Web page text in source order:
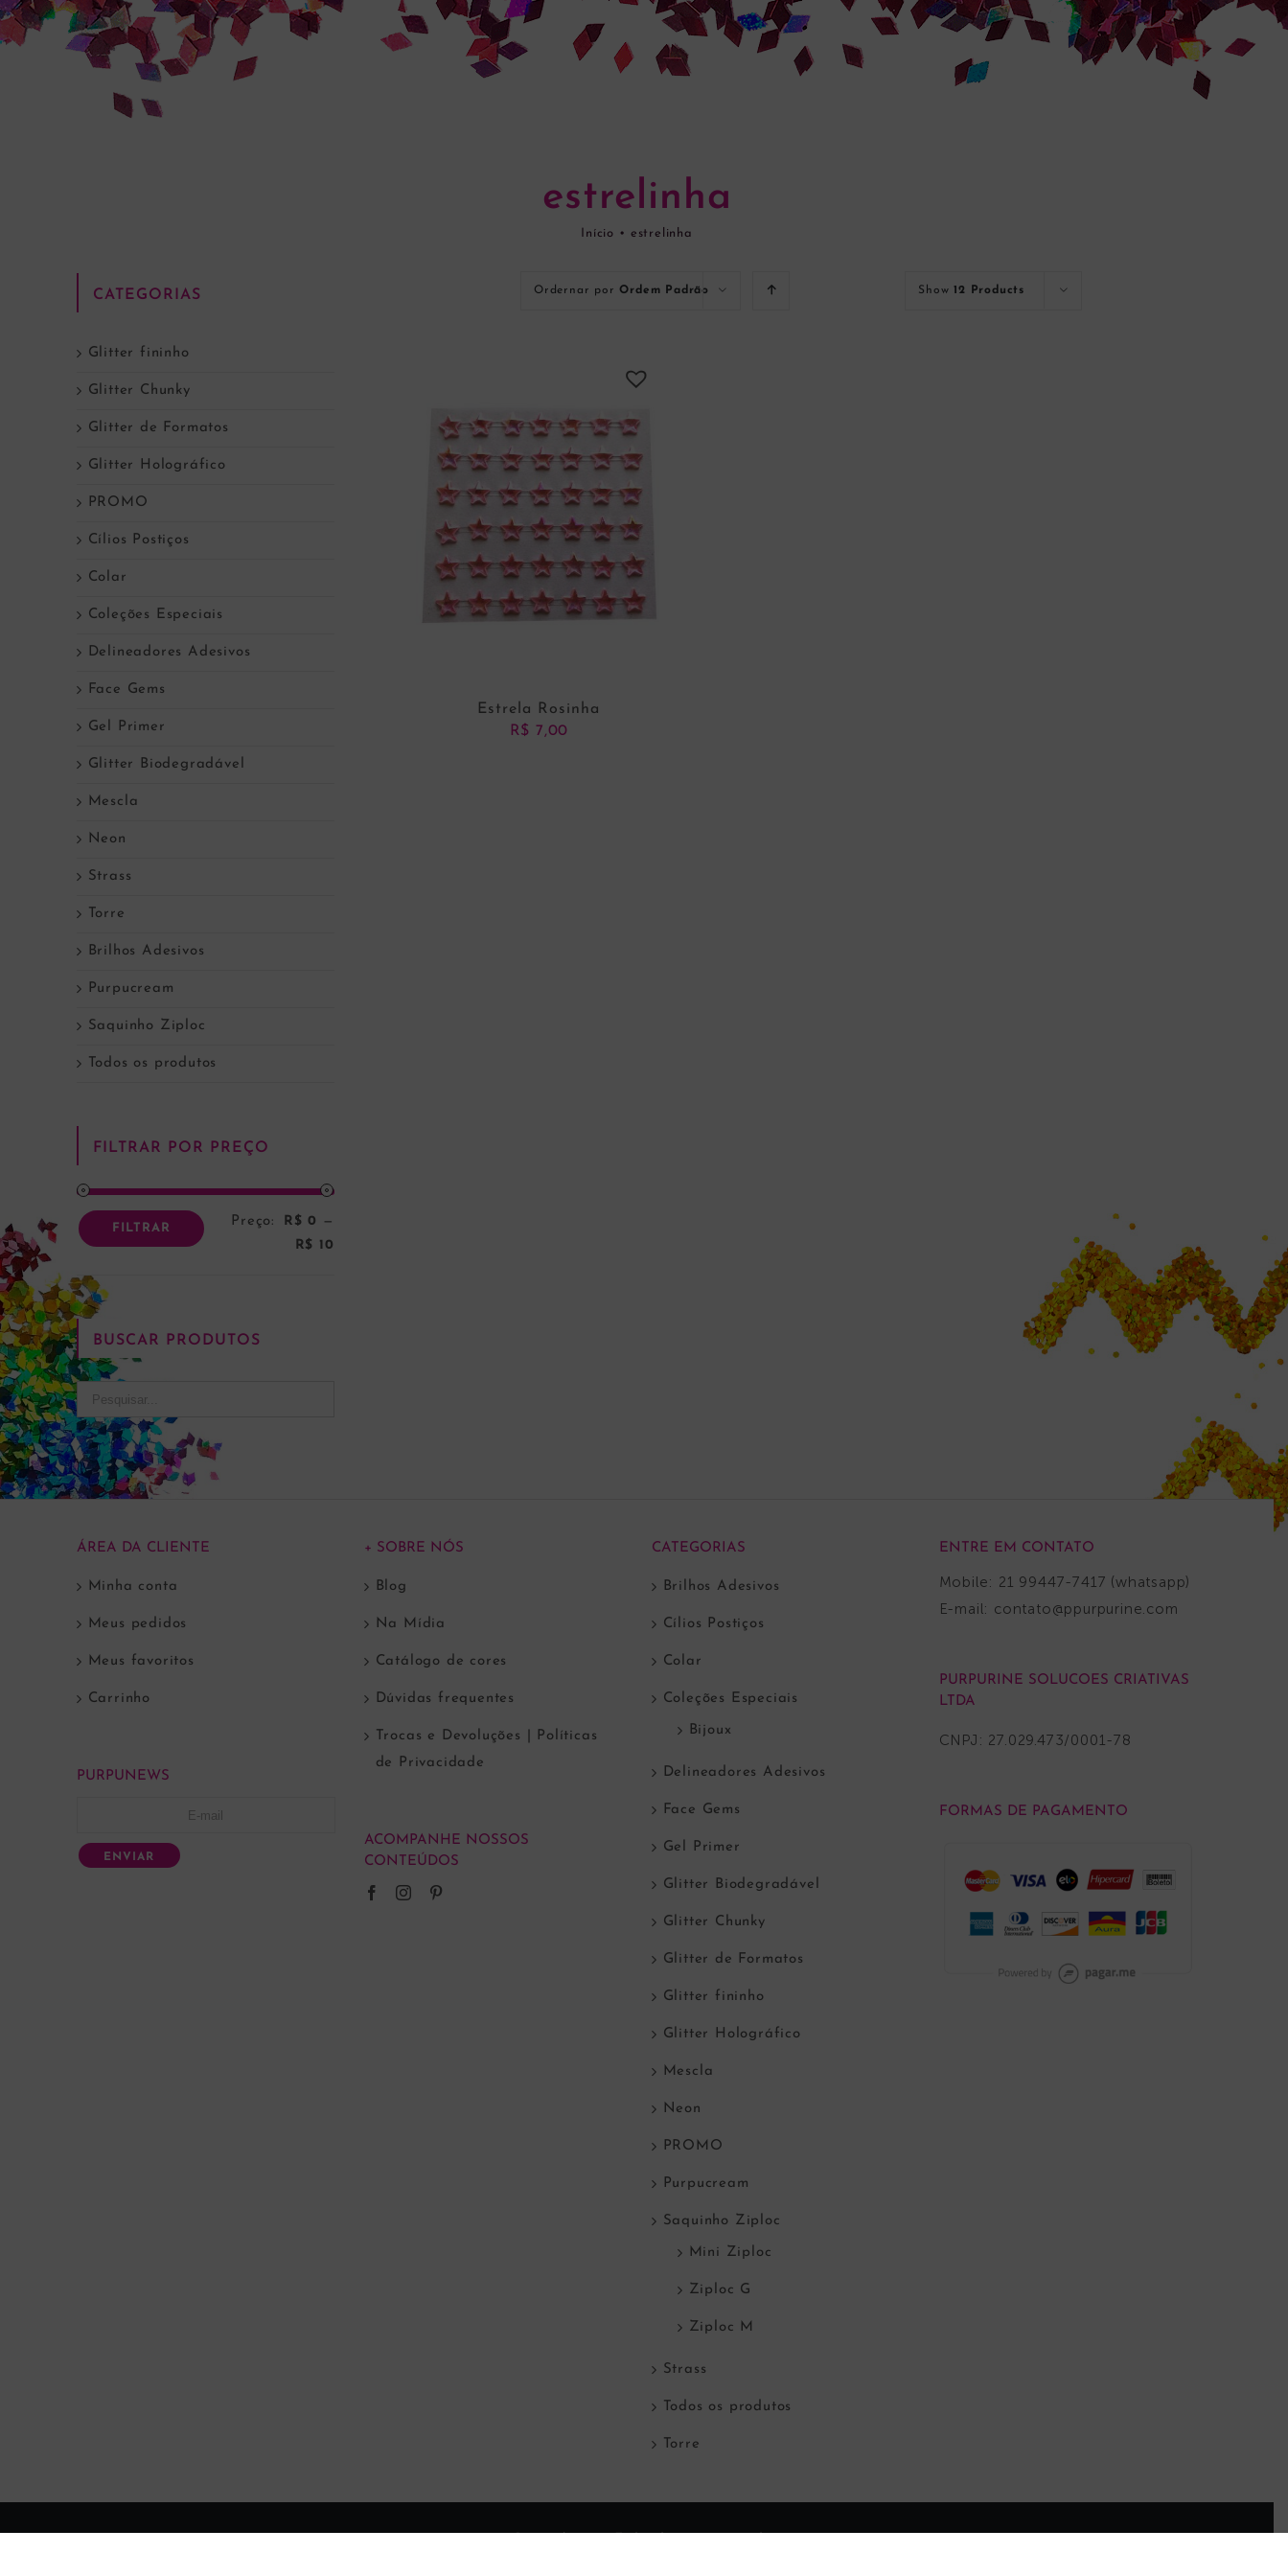
estrelinha
Início • estrelinha
Ordernar porOrdem Padrão Show12 Products
Estrela Rosinha
R$ 7,00
CATEGORIAS
Glitter fininho
Glitter Chunky
Glitter de Formatos
Glitter Holográfico
PROMO
Cílios Postiços
Colar
Coleções Especiais
Delineadores Adesivos
Face Gems
Gel Primer
Glitter Biodegradável
Mescla
Neon
Strass
Torre
Brilhos Adesivos
Purpucream
Saquinho Ziploc
Todos os produtos
FILTRAR POR PREÇO
FILTRAR Preço: R$ 0
—
R$ 10
BUSCAR PRODUTOS
ÁREA DA CLIENTE
Minha conta
Meus pedidos
Meus favoritos
Carrinho
PURPUNEWS
ENVIAR
+ SOBRE NÓS
Blog
Na Mídia
Catálogo de cores
Dúvidas frequentes
Trocas e Devoluções | Políticas
de Privacidade
ACOMPANHE NOSSOS
CONTEÚDOS
CATEGORIAS
Brilhos Adesivos
Cílios Postiços
Colar
Coleções Especiais
Bijoux
Delineadores Adesivos
Face Gems
Gel Primer
Glitter Biodegradável
Glitter Chunky
Glitter de Formatos
Glitter fininho
Glitter Holográfico
Mescla
Neon
PROMO
Purpucream
Saquinho Ziploc
Mini Ziploc
Ziploc G
Ziploc M
Strass
Todos os produtos
Torre
ENTRE EM CONTATO
Mobile: 21 99447-7417 (whatsapp)
E-mail: contato@ppurpurine.com
PURPURINE SOLUCOES CRIATIVAS
LTDA
CNPJ: 27.029.473/0001-78
FORMAS DE PAGAMENTO